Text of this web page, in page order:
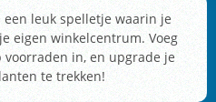
leuk spelletje waarin je
eigen winkelcentrum. Voeg
voorraden in, en upgrade je
te trekken!